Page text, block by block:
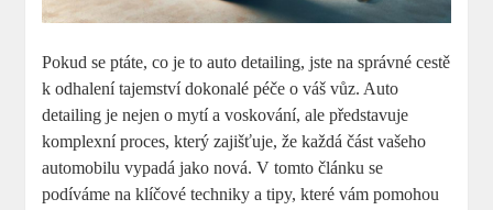
Pokud⁢ se ptáte, co ⁣je to auto detailing,‌ jste na správné ‌cestě
k odhalení tajemství dokonalé péče o​ váš vůz.⁢ Auto‌
detailing je nejen o mytí a voskování,⁣ ale⁢ představuje‍
komplexní proces, ⁢který​ zajišťuje, ‍že⁣ každá část⁤ vašeho
automobilu ⁤vypadá jako nová. ‍V tomto‍ článku ‌se ​
podíváme na⁣ klíčové techniky a tipy, ⁤které vám pomohou